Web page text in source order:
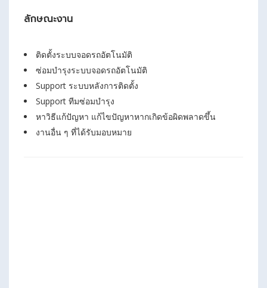
ลักษณะงาน
ติดตั้งระบบจอดรถอัตโนมัติ
ซ่อมบำรุงระบบจอดรถอัตโนมัติ
Support ระบบหลังการติดตั้ง
Support ทีมซ่อมบำรุง
หาวิธีแก้ปัญหา แก้ไขปัญหาหากเกิดข้อผิดพลาดขึ้น
งานอื่น ๆ ที่ได้รับมอบหมาย